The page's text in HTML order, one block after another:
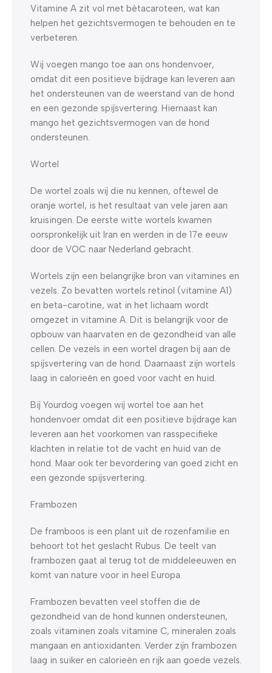
Vitamine A zit vol met bètacaroteen, wat kan
helpen het gezichtsvermogen te behouden en te
verbeteren.
Wij voegen mango toe aan ons hondenvoer,
omdat dit een positieve bijdrage kan leveren aan
het ondersteunen van de weerstand van de hond
en een gezonde spijsvertering. Hiernaast kan
mango het gezichtsvermogen van de hond
ondersteunen.
Wortel
De wortel zoals wij die nu kennen, oftewel de
oranje wortel, is het resultaat van vele jaren aan
kruisingen. De eerste witte wortels kwamen
oorspronkelijk uit Iran en werden in de 17e eeuw
door de VOC naar Nederland gebracht.
Wortels zijn een belangrijke bron van vitamines en
vezels. Zo bevatten wortels retinol (vitamine A1)
en beta-carotine, wat in het lichaam wordt
omgezet in vitamine A. Dit is belangrijk voor de
opbouw van haarvaten en de gezondheid van alle
cellen. De vezels in een wortel dragen bij aan de
spijsvertering van de hond. Daarnaast zijn wortels
laag in calorieën en goed voor vacht en huid.
Bij Yourdog voegen wij wortel toe aan het
hondenvoer omdat dit een positieve bijdrage kan
leveren aan het voorkomen van rasspecifieke
klachten in relatie tot de vacht en huid van de
hond. Maar ook ter bevordering van goed zicht en
een gezonde spijsvertering.
Frambozen
De framboos is een plant uit de rozenfamilie en
behoort tot het geslacht Rubus. De teelt van
frambozen gaat al terug tot de middeleeuwen en
komt van nature voor in heel Europa.
Frambozen bevatten veel stoffen die de
gezondheid van de hond kunnen ondersteunen,
zoals vitaminen zoals vitamine C, mineralen zoals
mangaan en antioxidanten. Verder zijn frambozen
laag in suiker en calorieën en rijk aan goede vezels.